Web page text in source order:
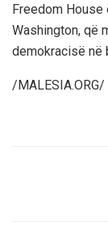
Freedom House
Washington, që
demokracisë në
/MALESIA.ORG/